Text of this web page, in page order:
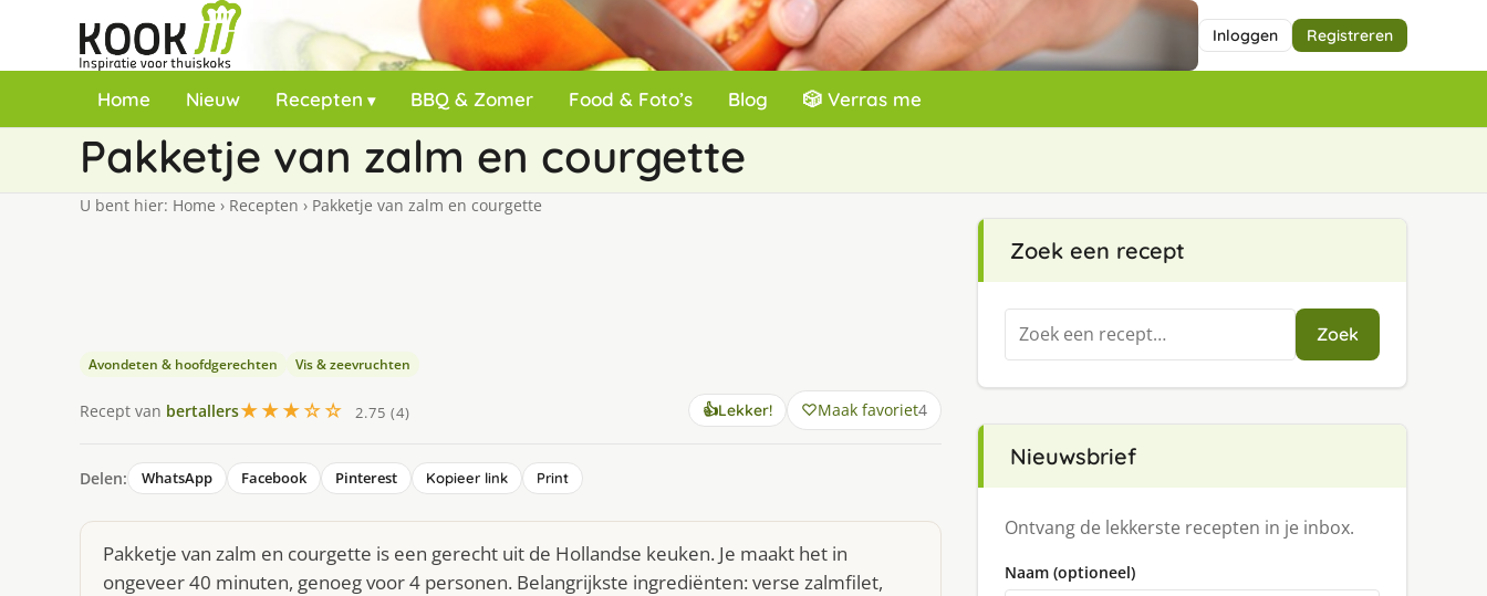
Inloggen Registreren
Home Nieuw Recepten BBQ & Zomer Food & Foto’s Blog 🎲 Verras me
Pakketje van zalm en courgette
U bent hier: Home › Recepten › Pakketje van zalm en courgette
Avondeten & hoofdgerechten Vis & zeevruchten
Recept van bertallers★★★☆☆ 2.75 (4) 👍Lekker! Maak favoriet4
Delen: WhatsApp Facebook Pinterest Kopieer link Print
Pakketje van zalm en courgette is een gerecht uit de Hollandse keuken. Je maakt het in
ongeveer 40 minuten, genoeg voor 4 personen. Belangrijkste ingrediënten: verse zalmfilet,
Zoek een recept
Zoeken
naar:
Zoek
Nieuwsbrief
Ontvang de lekkerste recepten in je inbox.
Naam (optioneel)